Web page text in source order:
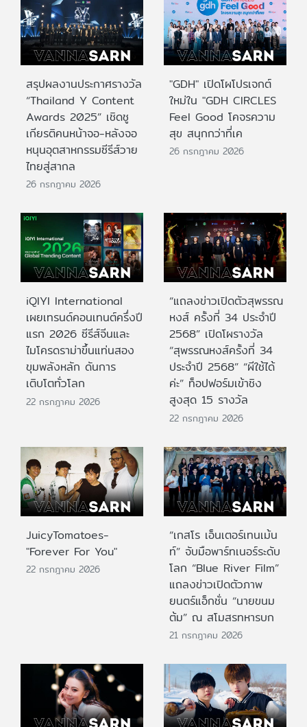
สรุปผลงานประกาศรางวัล
“Thailand Y Content
Awards 2025” เชิดชู
เกียรติคนหน้าจอ-หลังจอ
หนุนอุตสาหกรรมซีรีส์วาย
ไทยสู่สากล
26 กรกฎาคม 2026
"GDH" เปิดโผโปรเจกต์
ใหม่ใน "GDH CIRCLES
Feel Good โคจรความ
สุข สนุกกว่าที่เค
26 กรกฎาคม 2026
iQIYI International
เผยเทรนด์คอนเทนต์ครึ่งปี
แรก 2026 ซีรีส์จีนและ
ไมโครดราม่าขึ้นแท่นสอง
ขุมพลังหลัก ดันการ
เติบโตทั่วโลก
22 กรกฎาคม 2026
“แถลงข่าวเปิดตัวสุพรรณ
หงส์ ครั้งที่ 34 ประจำปี
2568” เปิดโผรางวัล
“สุพรรณหงส์ครั้งที่ 34
ประจำปี 2568” “ผีใช้ได้
ค่ะ” ท็อปฟอร์มเข้าชิง
สูงสุด 15 รางวัล
22 กรกฎาคม 2026
JuicyTomatoes-
"Forever For You"
22 กรกฎาคม 2026
“เกสโร เอ็นเตอร์เทนเม้น
ท์” จับมือพาร์ทเนอร์ระดับ
โลก “Blue River Film”
แถลงข่าวเปิดตัวภาพ
ยนตร์แอ็กชั่น “นายขนม
ต้ม” ณ สโมสรทหารบก
21 กรกฎาคม 2026